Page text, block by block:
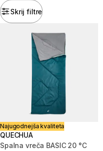
Skrij filtre
Najugodnejša kvaliteta
QUECHUA
Spalna vreča BASIC 20 °C